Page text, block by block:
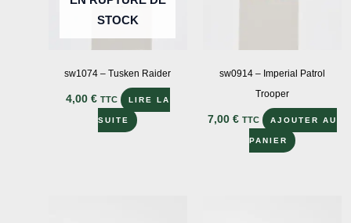
STOCK
sw1074 – Tusken Raider
4,00 € TTC LIRE LA
SUITE
sw0914 – Imperial Patrol
Trooper
7,00 € TTC AJOUTER AU
PANIER